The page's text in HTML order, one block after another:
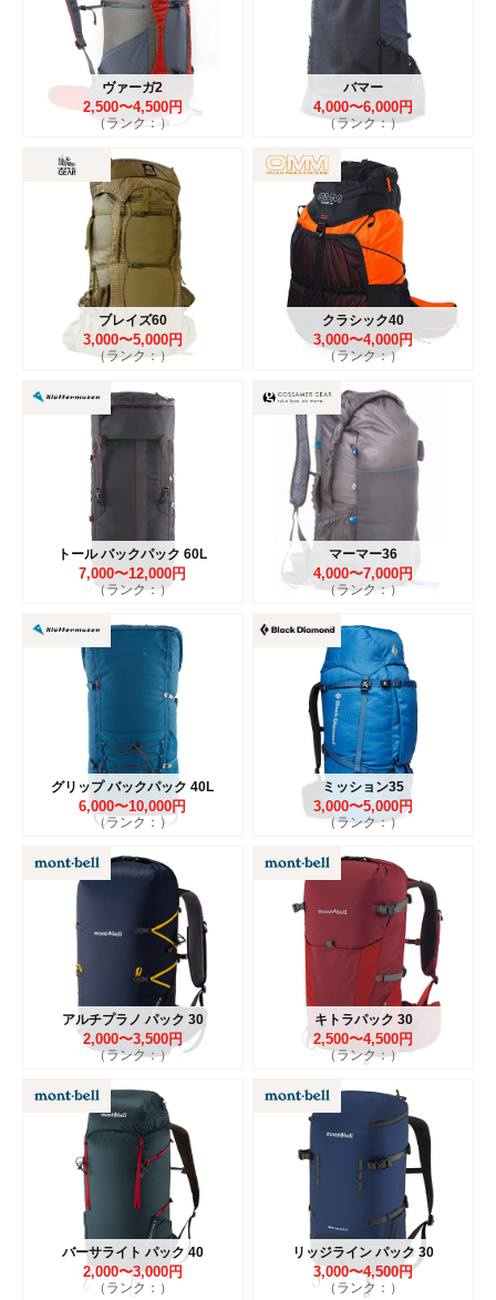
ヴァーガ2
2,500〜4,500円
（ランク：）
バマー
4,000〜6,000円
（ランク：）
ブレイズ60
3,000〜5,000円
（ランク：）
クラシック40
3,000〜4,000円
（ランク：）
トール バックパック 60L
7,000〜12,000円
（ランク：）
マーマー36
4,000〜7,000円
（ランク：）
グリップ バックパック 40L
6,000〜10,000円
（ランク：）
ミッション35
3,000〜5,000円
（ランク：）
アルチプラノ パック 30
2,000〜3,500円
（ランク：）
キトラパック 30
2,500〜4,500円
（ランク：）
バーサライト パック 40
2,000〜3,000円
（ランク：）
リッジライン パック 30
3,000〜4,500円
（ランク：）